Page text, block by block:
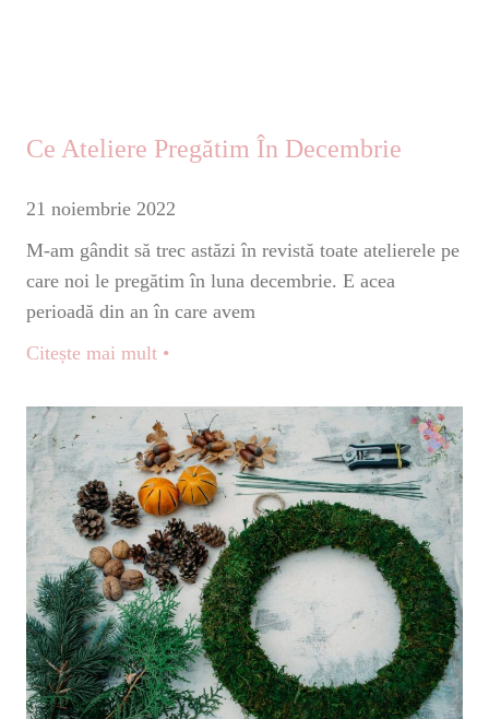
Ce Ateliere Pregătim În Decembrie
21 noiembrie 2022
M-am gândit să trec astăzi în revistă toate atelierele pe
care noi le pregătim în luna decembrie. E acea
perioadă din an în care avem
Citește mai mult •